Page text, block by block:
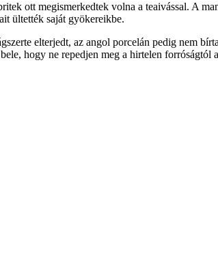
ott megismerkedtek volna a teaivással. A
ültették saját gyökereikbe.
elterjedt, az angol porcelán pedig nem
hogy ne repedjen meg a hirtelen forróságtól